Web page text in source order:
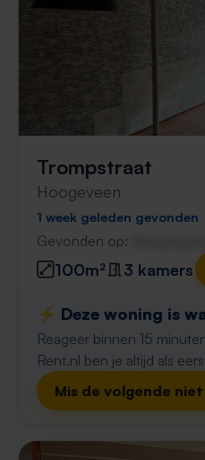
Trompstraat
Hoogeveen
1 week geleden gevonden
Gevonden op:
100m² 3 kamers
⚡️ Deze woning is
Reageer binnen 15
Rent.nl ben je altijd als
Mis de volgende